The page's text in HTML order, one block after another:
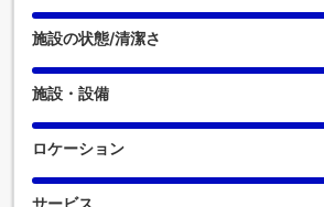
いつでも利用できます。
施設の状態/清潔さ
施設・設備
ロケーション